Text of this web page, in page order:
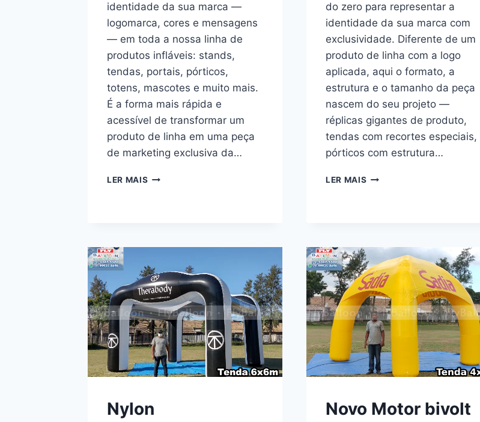
identidade da sua marca —
logomarca, cores e mensagens
— em toda a nossa linha de
produtos infláveis: stands,
tendas, portais, pórticos,
totens, mascotes e muito mais.
É a forma mais rápida e
acessível de transformar um
produto de linha em uma peça
de marketing exclusiva da…
LER MAIS INFLÁVEIS
do zero para representar a
identidade da sua marca com
exclusividade. Diferente de um
produto de linha com a logo
aplicada, aqui o formato, a
estrutura e o tamanho da peça
nascem do seu projeto —
réplicas gigantes de produto,
tendas com recortes especiais,
pórticos com estrutura…
LER MAIS INFLÁVEIS
Nylon
Novo Motor bivolt